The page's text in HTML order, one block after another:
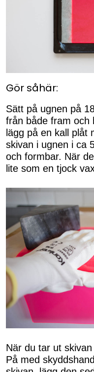
Gör såhär:
Sätt på ugnen på
från både fram och
lägg på en kall plåt
skivan i ugnen i ca
och formbar. När
lite som en tjock
När du tar ut
På med